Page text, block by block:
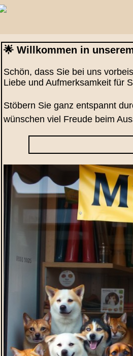
🌟 Willkommen in
Schön, dass Sie bei uns
Liebe und Aufmerksamkeit für
Stöbern Sie ganz entspannt
wünschen viel Freude beim